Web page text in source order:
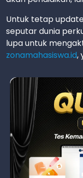
Untuk tetap
seputar dunia
lupa untuk
zonamahasiswa.id,